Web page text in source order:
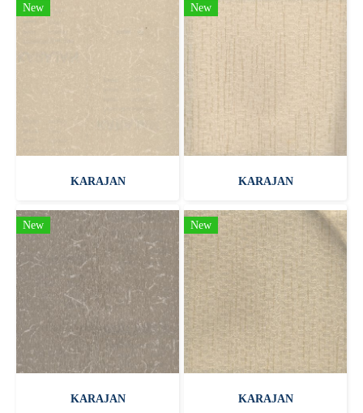
New
KARAJAN
New
KARAJAN
New
KARAJAN
New
KARAJAN